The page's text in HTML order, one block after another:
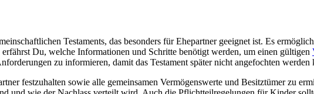
Testaments, das besonders für Ehepartner geeignet ist. Es
Du, welche Informationen und Schritte benötigt werden, um einen gültigen
zu informieren, damit das Testament später nicht angefochten werden
festzuhalten sowie alle gemeinsamen Vermögenswerte und Besitztümer zu